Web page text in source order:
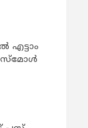
എട്ടാം
സ്മോൾ